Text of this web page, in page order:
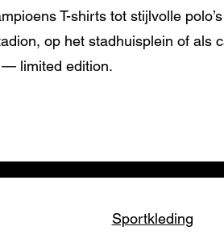
T-shirts tot stijlvolle
op het stadhuisplein of als
limited edition.
Sportkleding